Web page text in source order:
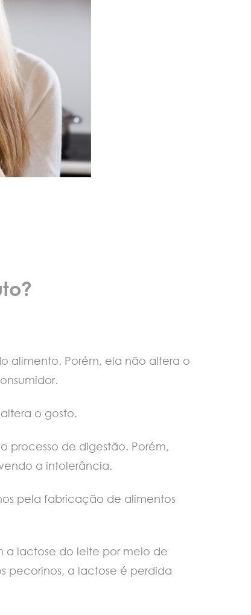
alimento. Porém, ela não altera o
o gosto.
processo de digestão. Porém,
a intolerância.
pela fabricação de alimentos
a lactose do leite por meio de
pecorinos, a lactose é perdida